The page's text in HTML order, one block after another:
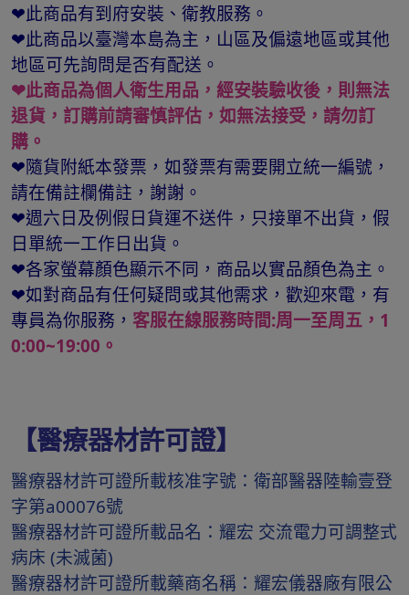
❤此商品有到府安裝、衛教服務。
❤此商品以臺灣本島為主，山區及偏遠地區或其他
地區可先詢問是否有配送。
❤此商品為個人衛生用品，經安裝驗收後，則無法
退貨，訂購前請審慎評估，如無法接受，請勿訂
購。
❤隨貨附紙本發票，如發票有需要開立統一編號，
請在備註欄備註，謝謝。
❤週六日及例假日貨運不送件，只接單不出貨，假
日單統一工作日出貨。
❤各家螢幕顏色顯示不同，商品以實品顏色為主。
❤如對商品有任何疑問或其他需求，歡迎來電，有
專員為你服務， 客服在線服務時間:周一至周五，1
0:00~19:00。
【醫療器材許可證】
醫療器材許可證所載核准字號：衛部醫器陸輸壹登
字第a00076號
醫療器材許可證所載品名：耀宏 交流電力可調整式
病床 (未滅菌)
醫療器材許可證所載藥商名稱：耀宏儀器廠有限公